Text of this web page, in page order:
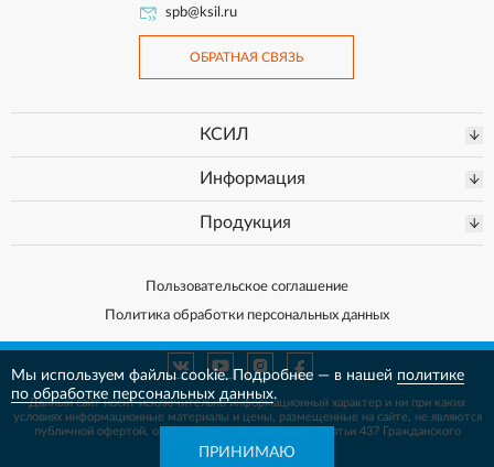
spb@ksil.ru
ОБРАТНАЯ СВЯЗЬ
КСИЛ
Информация
Продукция
Пользовательское соглашение
Политика обработки персональных данных
Данный сайт носит исключительно информационный характер и ни при каких
условиях информационные материалы и цены, размещенные на сайте, неявляются
публичной офертой, определяемой положениями Статьи 437 Гражданского
кодекса РФ.
Мы используем файлы cookie. Подробнее — в нашей политике
по обработке персональных данных.
ПРИНИМАЮ